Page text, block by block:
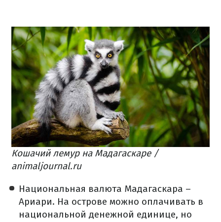
Кошачий лемур на Мадагаскаре /
animaljournal.ru
Национальная валюта Мадагаскара –
Ариари. На острове можно оплачивать в
национальной денежной единице, но